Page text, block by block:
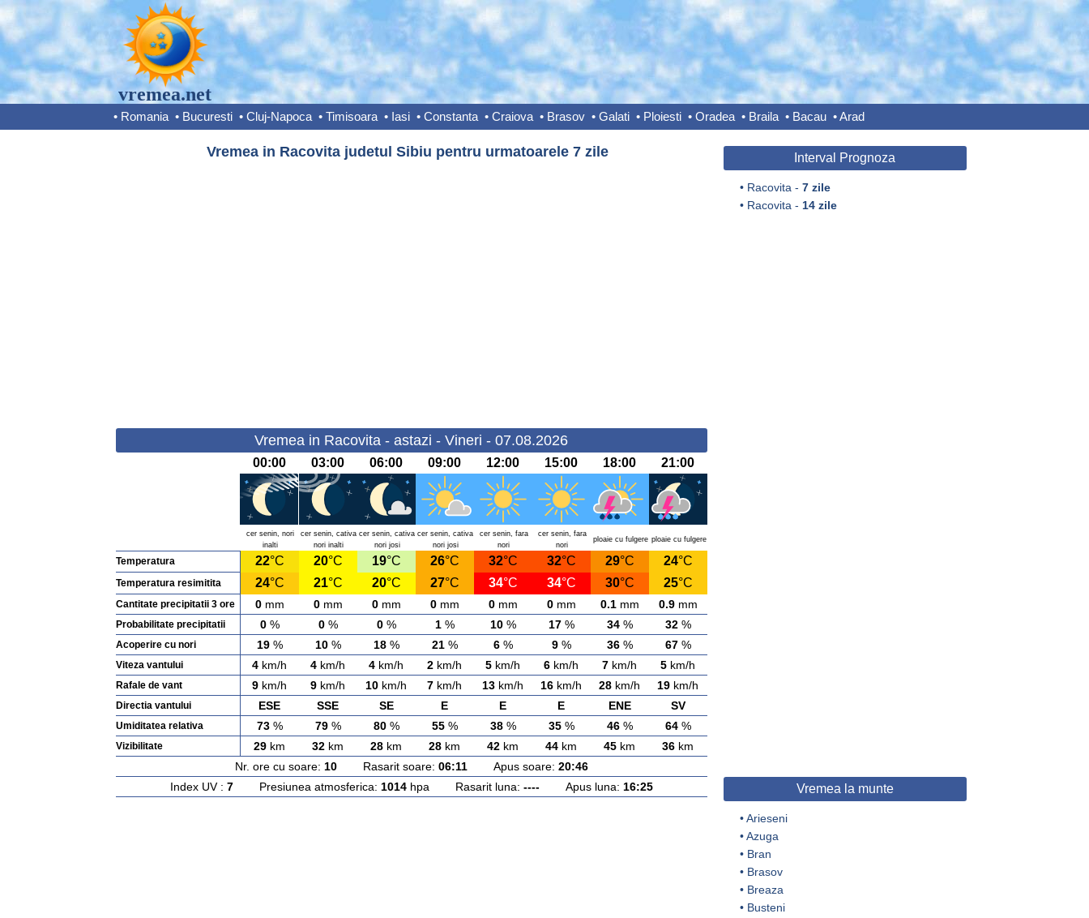
vremea.net
• Romania • Bucuresti • Cluj-Napoca • Timisoara • Iasi • Constanta • Craiova • Brasov • Galati • Ploiesti • Oradea • Braila • Bacau •Arad
Vremea in Racovita judetul Sibiu pentru urmatoarele 7 zile
Vremea in Racovita - astazi - Vineri - 07.08.2026
00:00 03:00 06:00 09:00 12:00 15:00 18:00 21:00
cer senin, nori
inalti
cer senin, cativa
nori inalti
cer senin, cativa
nori josi
cer senin, cativa
nori josi
cer senin, fara
nori
cer senin, fara
nori
ploaie cu fulgere ploaie cu fulgere
Temperatura 22°C 20°C 19°C 26°C 32°C 32°C 29°C 24°C
Temperatura resimitita 24°C 21°C 20°C 27°C 34°C 34°C 30°C 25°C
Cantitate precipitatii 3 ore 0mm 0mm 0mm 0mm 0mm 0mm 0.1mm 0.9mm
Probabilitate precipitatii 0% 0% 0% 1% 10% 17% 34% 32%
Acoperire cu nori 19% 10% 18% 21% 6% 9% 36% 67%
Viteza vantului 4 km/h 4 km/h 4 km/h 2 km/h 5 km/h 6 km/h 7 km/h 5 km/h
Rafale de vant 9 km/h 9 km/h 10 km/h 7 km/h 13 km/h 16 km/h 28 km/h 19 km/h
Directia vantului ESE SSE SE E E E ENE SV
Umiditatea relativa 73% 79% 80% 55% 38% 35% 46% 64%
Vizibilitate 29 km 32 km 28 km 28 km 42 km 44 km 45 km 36 km
Nr. ore cu soare: 10Rasarit soare: 06:11Apus soare: 20:46
Index UV : 7Presiunea atmosferica: 1014hpa Rasarit luna: ----Apus luna: 16:25
Interval Prognoza
• Racovita - 7 zile
• Racovita - 14 zile
Vremea la munte
•Arieseni
•Azuga
• Bran
• Brasov
• Breaza
• Busteni